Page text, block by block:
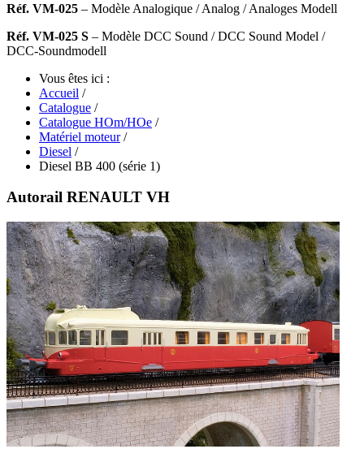
Réf. VM-025 – Modèle Analogique / Analog / Analoges Modell
Réf. VM-025 S – Modèle DCC Sound / DCC Sound Model /
DCC-Soundmodell
Vous êtes ici :
Accueil /
Catalogue /
Catalogue HOm/HOe /
Matériel moteur/
Diesel /
Diesel BB 400 (série 1)
Autorail RENAULT VH